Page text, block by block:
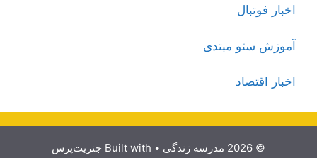
اخبار فوتبال
آموزش سئو مبتدی
اخبار اقتصاد
© 2026 مدرسه زندگی • Built with جنریت‌پرس